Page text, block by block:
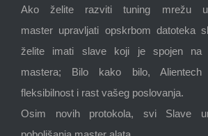
Ako želite razviti tuning mrežu
master upravljati opskrbom datoteka
želite imati slave koji je spojen na
mastera; Bilo kako bilo, Alientech
fleksibilnost i rast vašeg poslovanja.
Osim novih protokola, svi Slave